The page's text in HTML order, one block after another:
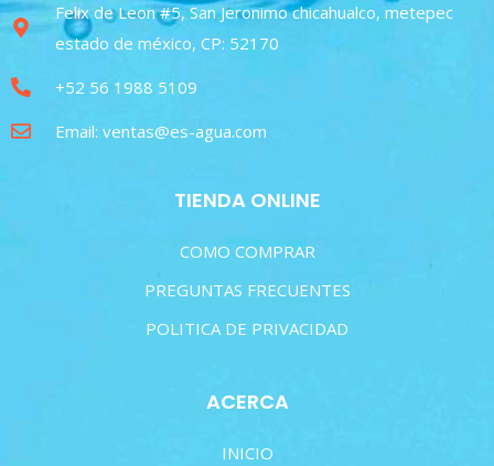
Felix de Leon #5, San Jeronimo chicahualco, metepec
estado de méxico, CP: 52170
+52 56 1988 5109
Email: ventas@es-agua.com
TIENDA ONLINE
COMO COMPRAR
PREGUNTAS FRECUENTES
POLITICA DE PRIVACIDAD
ACERCA
INICIO